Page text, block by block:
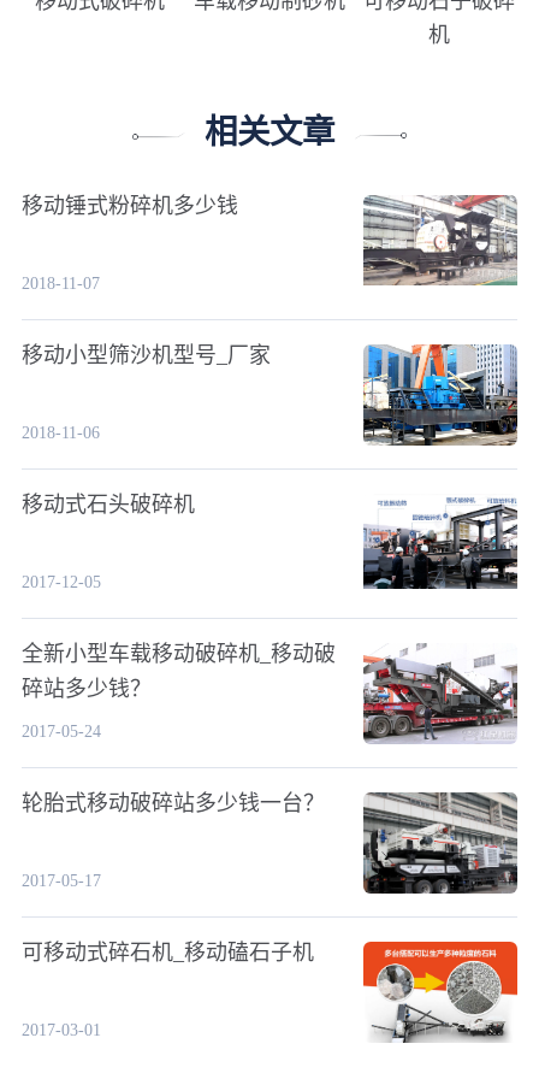
机
相关文章
移动锤式粉碎机多少钱
2018-11-07
移动小型筛沙机型号_厂家
2018-11-06
移动式石头破碎机
2017-12-05
全新小型车载移动破碎机_移动破
碎站多少钱？
2017-05-24
轮胎式移动破碎站多少钱一台？
2017-05-17
可移动式碎石机_移动磕石子机
2017-03-01